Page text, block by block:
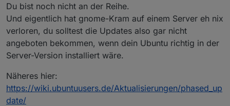
reboot weg)
:~$ sudo apt full-upgrade
Du bist noch nicht an der Reihe.
Und eigentlich hat gnome-Kram auf einem Server eh nix
verloren, du solltest die Updates also gar nicht
angeboten bekommen, wenn dein Ubuntu richtig in der
Server-Version installiert wäre.
Näheres hier:
https://wiki.ubuntuusers.de/Aktualisierungen/phased_up
date/